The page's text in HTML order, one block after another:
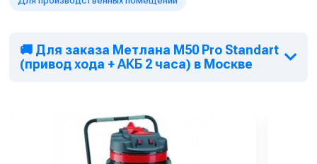
характеристики и наличие уточняйте у менеджеров.
🚚 Для заказа Метлана М50 Pro Standart
(привод хода + АКБ 2 часа) в Москве